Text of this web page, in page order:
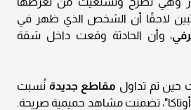
لاحقًا أن الشخص الذي ظهر في
، وأن الحادثة وقعت داخل شقة
حين تم تداول مقاطع جديدة نُسبت
تضمنت مشاهد حميمية صريحة.